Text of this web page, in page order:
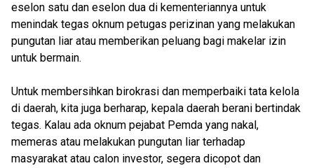
eselon satu dan eselon dua di kementeriannya untuk
menindak tegas oknum petugas perizinan yang melakukan
pungutan liar atau memberikan peluang bagi makelar izin
untuk bermain.
Untuk membersihkan birokrasi dan memperbaiki tata kelola
di daerah, kita juga berharap, kepala daerah berani bertindak
tegas. Kalau ada oknum pejabat Pemda yang nakal,
memeras atau melakukan pungutan liar terhadap
masyarakat atau calon investor, segera dicopot dan